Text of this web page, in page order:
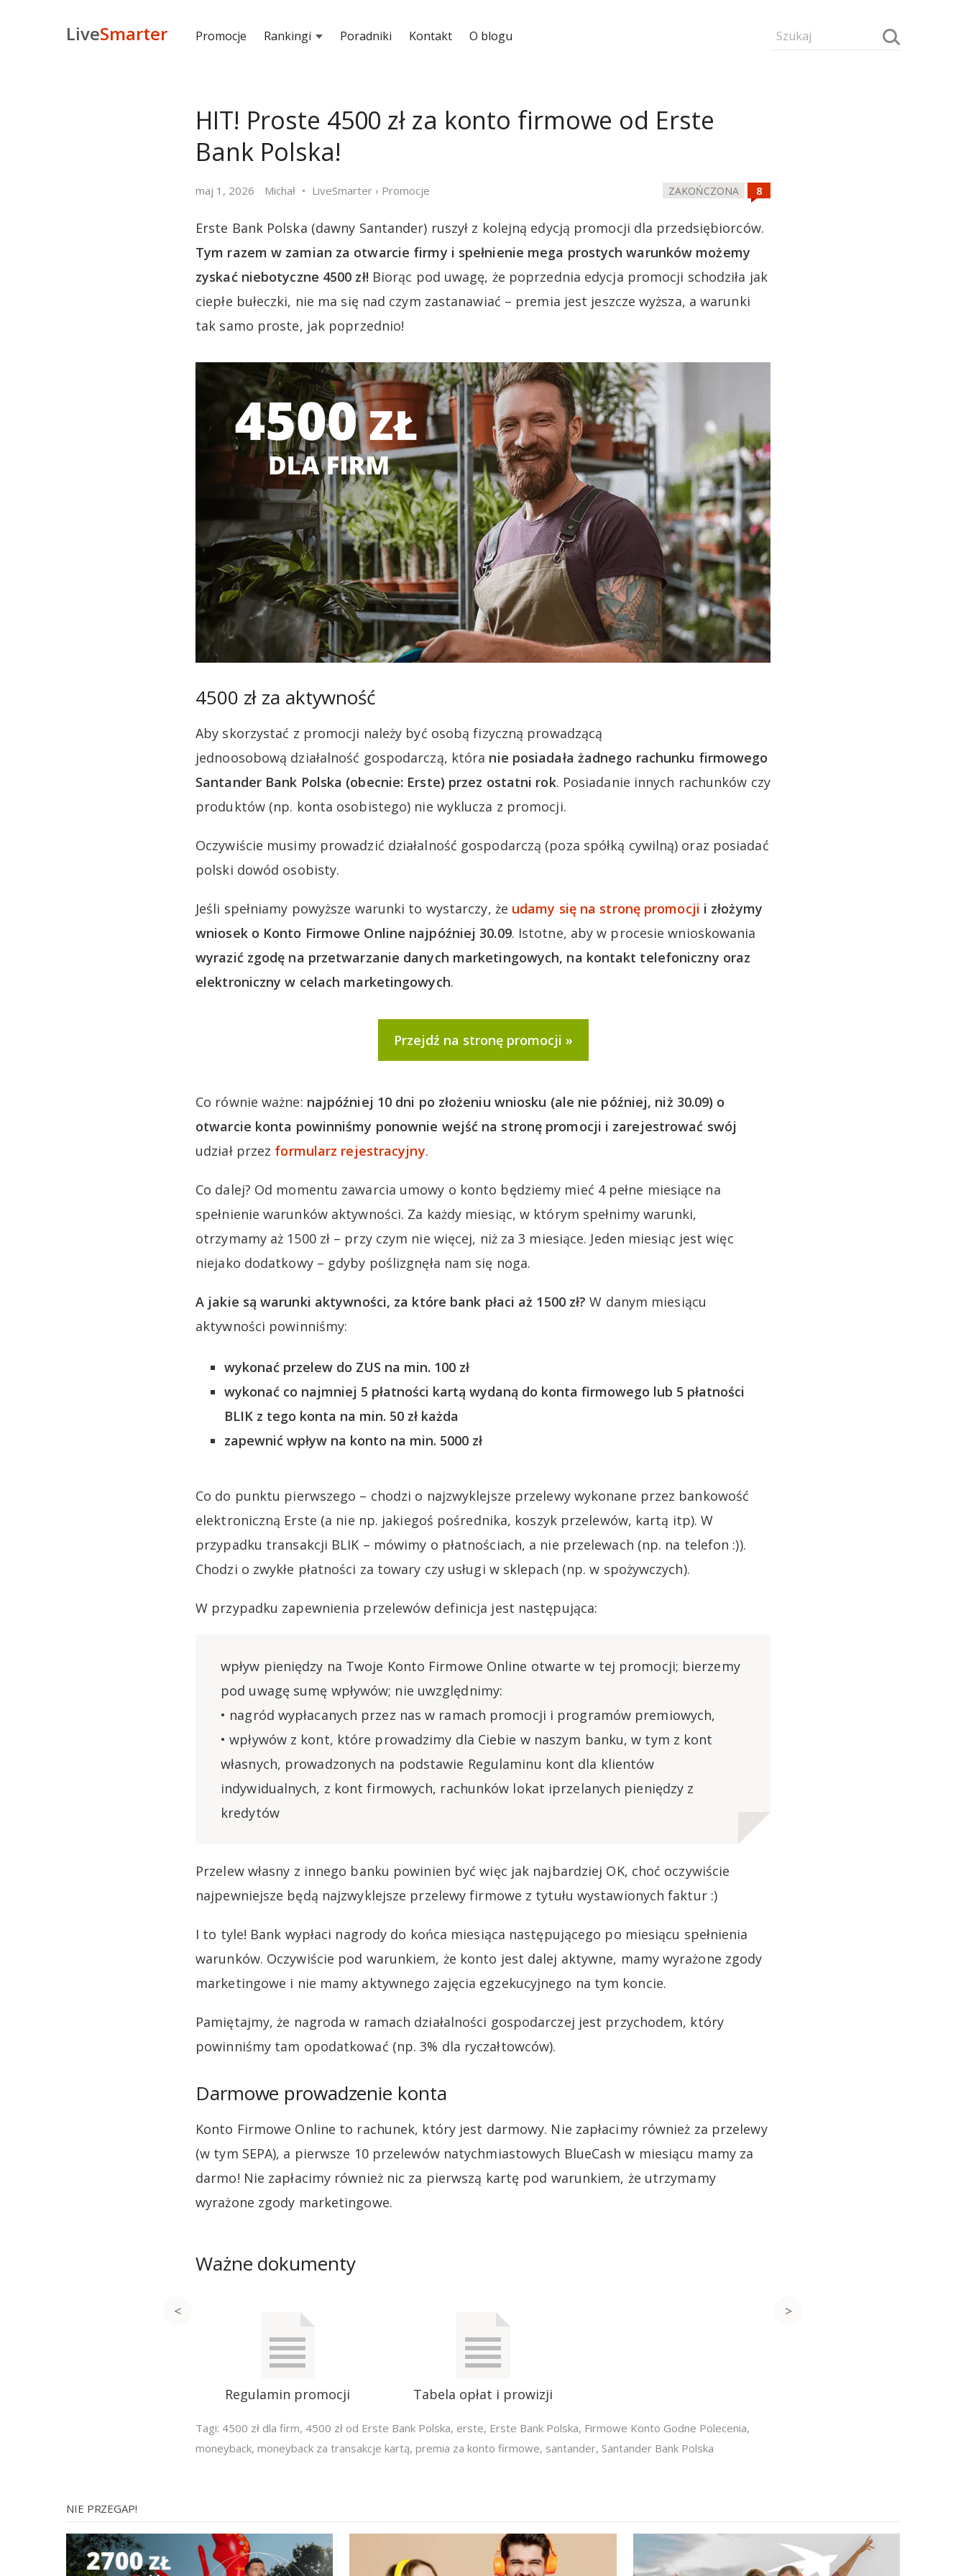
LiveSmarter Promocje Rankingi Poradniki Kontakt O blogu
HIT! Proste 4500 zł za konto firmowe od Erste
Bank Polska!
maj 1, 2026 Michał LiveSmarter › Promocje ZAKOŃCZONA
Erste Bank Polska (dawny Santander) ruszył z kolejną edycją promocji dla przedsiębiorców.
Tym razem w zamian za otwarcie firmy i spełnienie mega prostych warunków możemy
zyskać niebotyczne 4500 zł!Biorąc pod uwagę, że poprzednia edycja promocji schodziła jak
ciepłe bułeczki, nie ma się nad czym zastanawiać – premia jest jeszcze wyższa, a warunki
tak samo proste, jak poprzednio!
4500 zł za aktywność
Aby skorzystać z promocji należy być osobą fizyczną prowadzącą
jednoosobową działalność gospodarczą, która nie posiadała żadnego rachunku firmowego
Santander Bank Polska (obecnie: Erste) przez ostatni rok. Posiadanie innych rachunków czy
produktów (np. konta osobistego) nie wyklucza z promocji.
Oczywiście musimy prowadzić działalność gospodarczą (poza spółką cywilną) oraz posiadać
polski dowód osobisty.
Jeśli spełniamy powyższe warunki to wystarczy, że udamy się na stronę promocji i złożymy
wniosek o Konto Firmowe Online najpóźniej 30.09. Istotne, aby w procesie wnioskowania
wyrazić zgodę na przetwarzanie danych marketingowych, na kontakt telefoniczny oraz
elektroniczny w celach marketingowych.
Przejdź na stronę promocji
Co równie ważne: najpóźniej 10 dni po złożeniu wniosku (ale nie później, niż 30.09) o
otwarcie konta powinniśmy ponownie wejść na stronę promocji i zarejestrować swój
udział przez formularz rejestracyjny.
Co dalej? Od momentu zawarcia umowy o konto będziemy mieć 4 pełne miesiące na
spełnienie warunków aktywności. Za każdy miesiąc, w którym spełnimy warunki,
otrzymamy aż 1500 zł – przy czym nie więcej, niż za 3 miesiące. Jeden miesiąc jest więc
niejako dodatkowy – gdyby poślizgnęła nam się noga.
A jakie są warunki aktywności, za które bank płaci aż 1500 zł? W danym miesiącu
aktywności powinniśmy:
wykonać przelew do ZUS na min. 100 zł
wykonać co najmniej 5 płatności kartą wydaną do konta firmowego lub 5 płatności
BLIK z tego konta na min. 50 zł każda
zapewnić wpływ na konto na min. 5000 zł
Co do punktu pierwszego – chodzi o najzwyklejsze przelewy wykonane przez bankowość
elektroniczną Erste (a nie np. jakiegoś pośrednika, koszyk przelewów, kartą itp). W
przypadku transakcji BLIK – mówimy o płatnościach, a nie przelewach (np. na telefon :)).
Chodzi o zwykłe płatności za towary czy usługi w sklepach (np. w spożywczych).
W przypadku zapewnienia przelewów definicja jest następująca:
wpływ pieniędzy na Twoje Konto Firmowe Online otwarte w tej promocji; bierzemy
pod uwagę sumę wpływów; nie uwzględnimy:
• nagród wypłacanych przez nas w ramach promocji i programów premiowych,
• wpływów z kont, które prowadzimy dla Ciebie w naszym banku, w tym z kont
własnych, prowadzonych na podstawie Regulaminu kont dla klientów
indywidualnych, z kont firmowych, rachunków lokat iprzelanych pieniędzy z
kredytów
Przelew własny z innego banku powinien być więc jak najbardziej OK, choć oczywiście
najpewniejsze będą najzwyklejsze przelewy firmowe z tytułu wystawionych faktur :)
I to tyle! Bank wypłaci nagrody do końca miesiąca następującego po miesiącu spełnienia
warunków. Oczywiście pod warunkiem, że konto jest dalej aktywne, mamy wyrażone zgody
marketingowe i nie mamy aktywnego zajęcia egzekucyjnego na tym koncie.
Pamiętajmy, że nagroda w ramach działalności gospodarczej jest przychodem, który
powinniśmy tam opodatkować (np. 3% dla ryczałtowców).
Darmowe prowadzenie konta
Konto Firmowe Online to rachunek, który jest darmowy. Nie zapłacimy również za przelewy
(w tym SEPA), a pierwsze 10 przelewów natychmiastowych BlueCash w miesiącu mamy za
darmo! Nie zapłacimy również nic za pierwszą kartę pod warunkiem, że utrzymamy
wyrażone zgody marketingowe.
Ważne dokumenty
Regulamin promocji Tabela opłat i prowizji
Tagi: 4500 zł dla firm, 4500 zł od Erste Bank Polska, erste, Erste Bank Polska, Firmowe Konto Godne Polecenia,
moneyback, moneyback za transakcje kartą, premia za konto firmowe, santander, Santander Bank Polska
NIE PRZEGAP!